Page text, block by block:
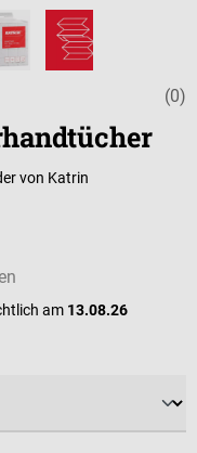
(0)
von Katrin
am 13.08.26